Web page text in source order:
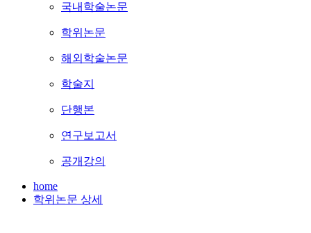
국내학술논문
학위논문
해외학술논문
학술지
단행본
연구보고서
공개강의
home
학위논문 상세